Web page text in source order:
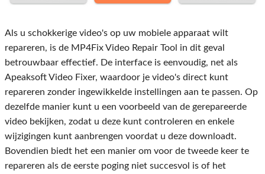
Als u schokkerige video's op uw mobiele apparaat wilt
repareren, is de MP4Fix Video Repair Tool in dit geval
betrouwbaar effectief. De interface is eenvoudig, net als
Apeaksoft Video Fixer, waardoor je video's direct kunt
repareren zonder ingewikkelde instellingen aan te passen. Op
dezelfde manier kunt u een voorbeeld van de gerepareerde
video bekijken, zodat u deze kunt controleren en enkele
wijzigingen kunt aanbrengen voordat u deze downloadt.
Bovendien biedt het een manier om voor de tweede keer te
repareren als de eerste poging niet succesvol is of het